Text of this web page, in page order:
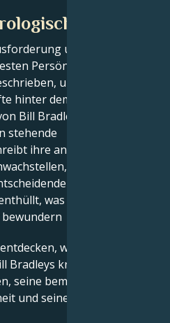
Porträt
und jeder
Persönlichkeiten der
und jetzt können
hinter dem Charme und
Bill Bradley
stehende
ihre angeborenen
ihren
was genau sie zu
wie die
kreatives Genie,
seine bemerkenswerten
und seinen Witz